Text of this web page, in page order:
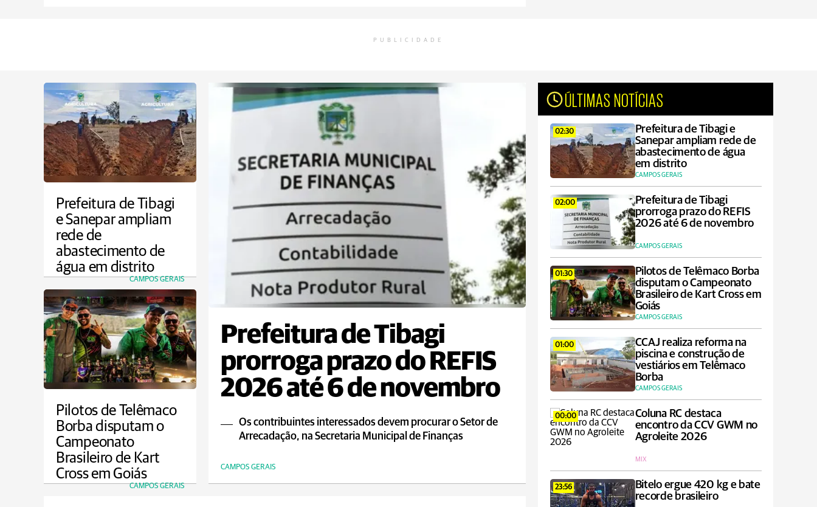
PUBLICIDADE
Prefeitura de Tibagi
e Sanepar ampliam
rede de
abastecimento de
água em distrito
CAMPOS GERAIS
Prefeitura de Tibagi
prorroga prazo do REFIS
2026 até 6 de novembro
Os contribuintes interessados devem procurar o Setor de
Arrecadação, na Secretaria Municipal de Finanças
CAMPOS GERAIS
ÚLTIMAS NOTÍCIAS
02:30
Prefeitura de Tibagi e
Sanepar ampliam rede de
abastecimento de água
em distrito
CAMPOS GERAIS
02:00
Prefeitura de Tibagi
prorroga prazo do REFIS
2026 até 6 de novembro
CAMPOS GERAIS
01:30
Pilotos de Telêmaco Borba
disputam o Campeonato
Brasileiro de Kart Cross em
Goiás
CAMPOS GERAIS
01:00
CCAJ realiza reforma na
piscina e construção de
vestiários em Telêmaco
Borba
CAMPOS GERAIS
00:00
Coluna RC destaca
encontro da CCV GWM no
Agroleite 2026
MIX
23:56
Bitelo ergue 420 kg e bate
recorde brasileiro
Pilotos de Telêmaco
Borba disputam o
Campeonato
Brasileiro de Kart
Cross em Goiás
CAMPOS GERAIS